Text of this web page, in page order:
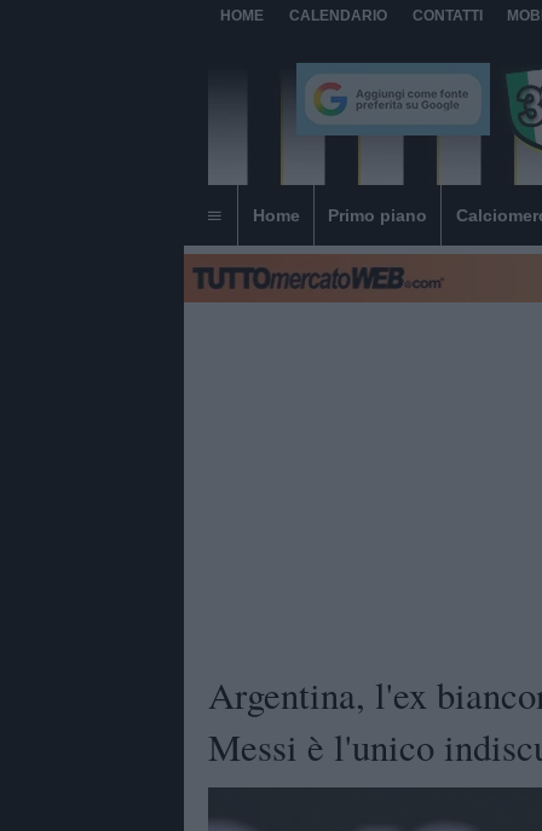
HOME CALENDARIO CONTATTI
Home Primo piano
Argentina, l'ex
Messi è l'unico